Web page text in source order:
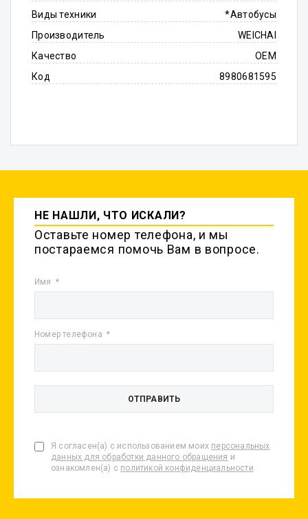
Виды техники
*Автобусы
Производитель
WEICHAI
Качество
OEM
Код
8980681595
НЕ НАШЛИ, ЧТО ИСКАЛИ?
Оставьте номер телефона, и мы
постараемся помочь Вам в вопросе.
Имя
Номер телефона
Я согласен(а) с использованием моих персональных
данных для обработки данного обращения и
ознакомлен(а) с политикой конфиденциальности